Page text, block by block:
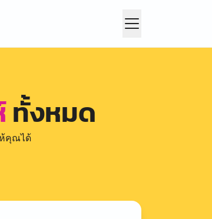
ทั้งหมด
คุณได้